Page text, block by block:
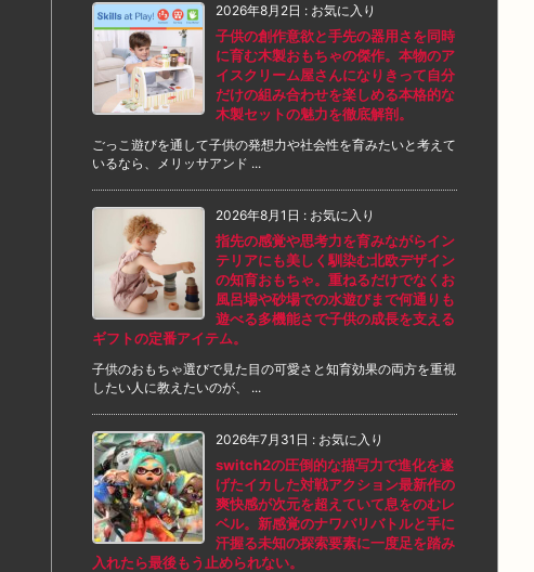
2026年8月2日 : お気に入り
子供の創作意欲と手先の器用さを同時
に育む木製おもちゃの傑作。本物のア
イスクリーム屋さんになりきって自分
だけの組み合わせを楽しめる本格的な
木製セットの魅力を徹底解剖。
ごっこ遊びを通して子供の発想力や社会性を育みたいと考えて
いるなら、メリッサアンド ...
2026年8月1日 : お気に入り
指先の感覚や思考力を育みながらイン
テリアにも美しく馴染む北欧デザイン
の知育おもちゃ。重ねるだけでなくお
風呂場や砂場での水遊びまで何通りも
遊べる多機能さで子供の成長を支える
ギフトの定番アイテム。
子供のおもちゃ選びで見た目の可愛さと知育効果の両方を重視
したい人に教えたいのが、 ...
2026年7月31日 : お気に入り
switch2の圧倒的な描写力で進化を遂
げたイカした対戦アクション最新作の
爽快感が次元を超えていて息をのむレ
ベル。新感覚のナワバリバトルと手に
汗握る未知の探索要素に一度足を踏み
入れたら最後もう止められない。